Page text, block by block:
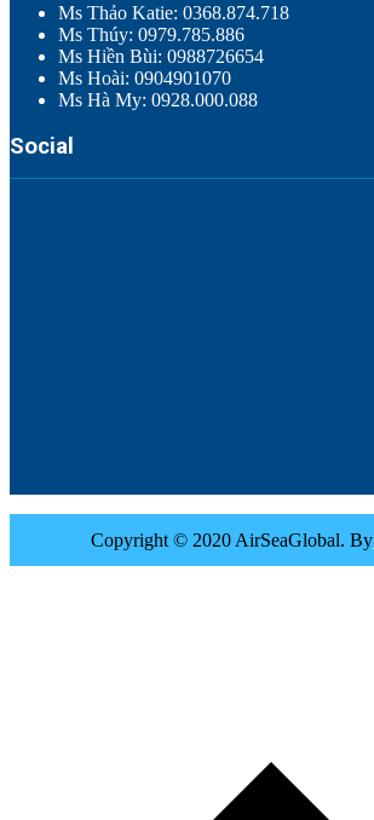
Ms Thảo Katie: 0368.874.718
Ms Thúy: 0979.785.886
Ms Hiền Bùi: 0988726654
Ms Hoài: 0904901070
Ms Hà My: 0928.000.088
Social
Copyright © 2020 AirSeaGlobal. By